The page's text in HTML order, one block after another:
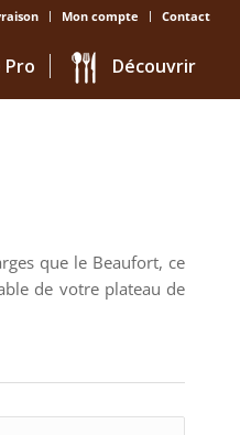
Mon compte Contact
Pro Découvrir
que le Beaufort, ce
de votre plateau de